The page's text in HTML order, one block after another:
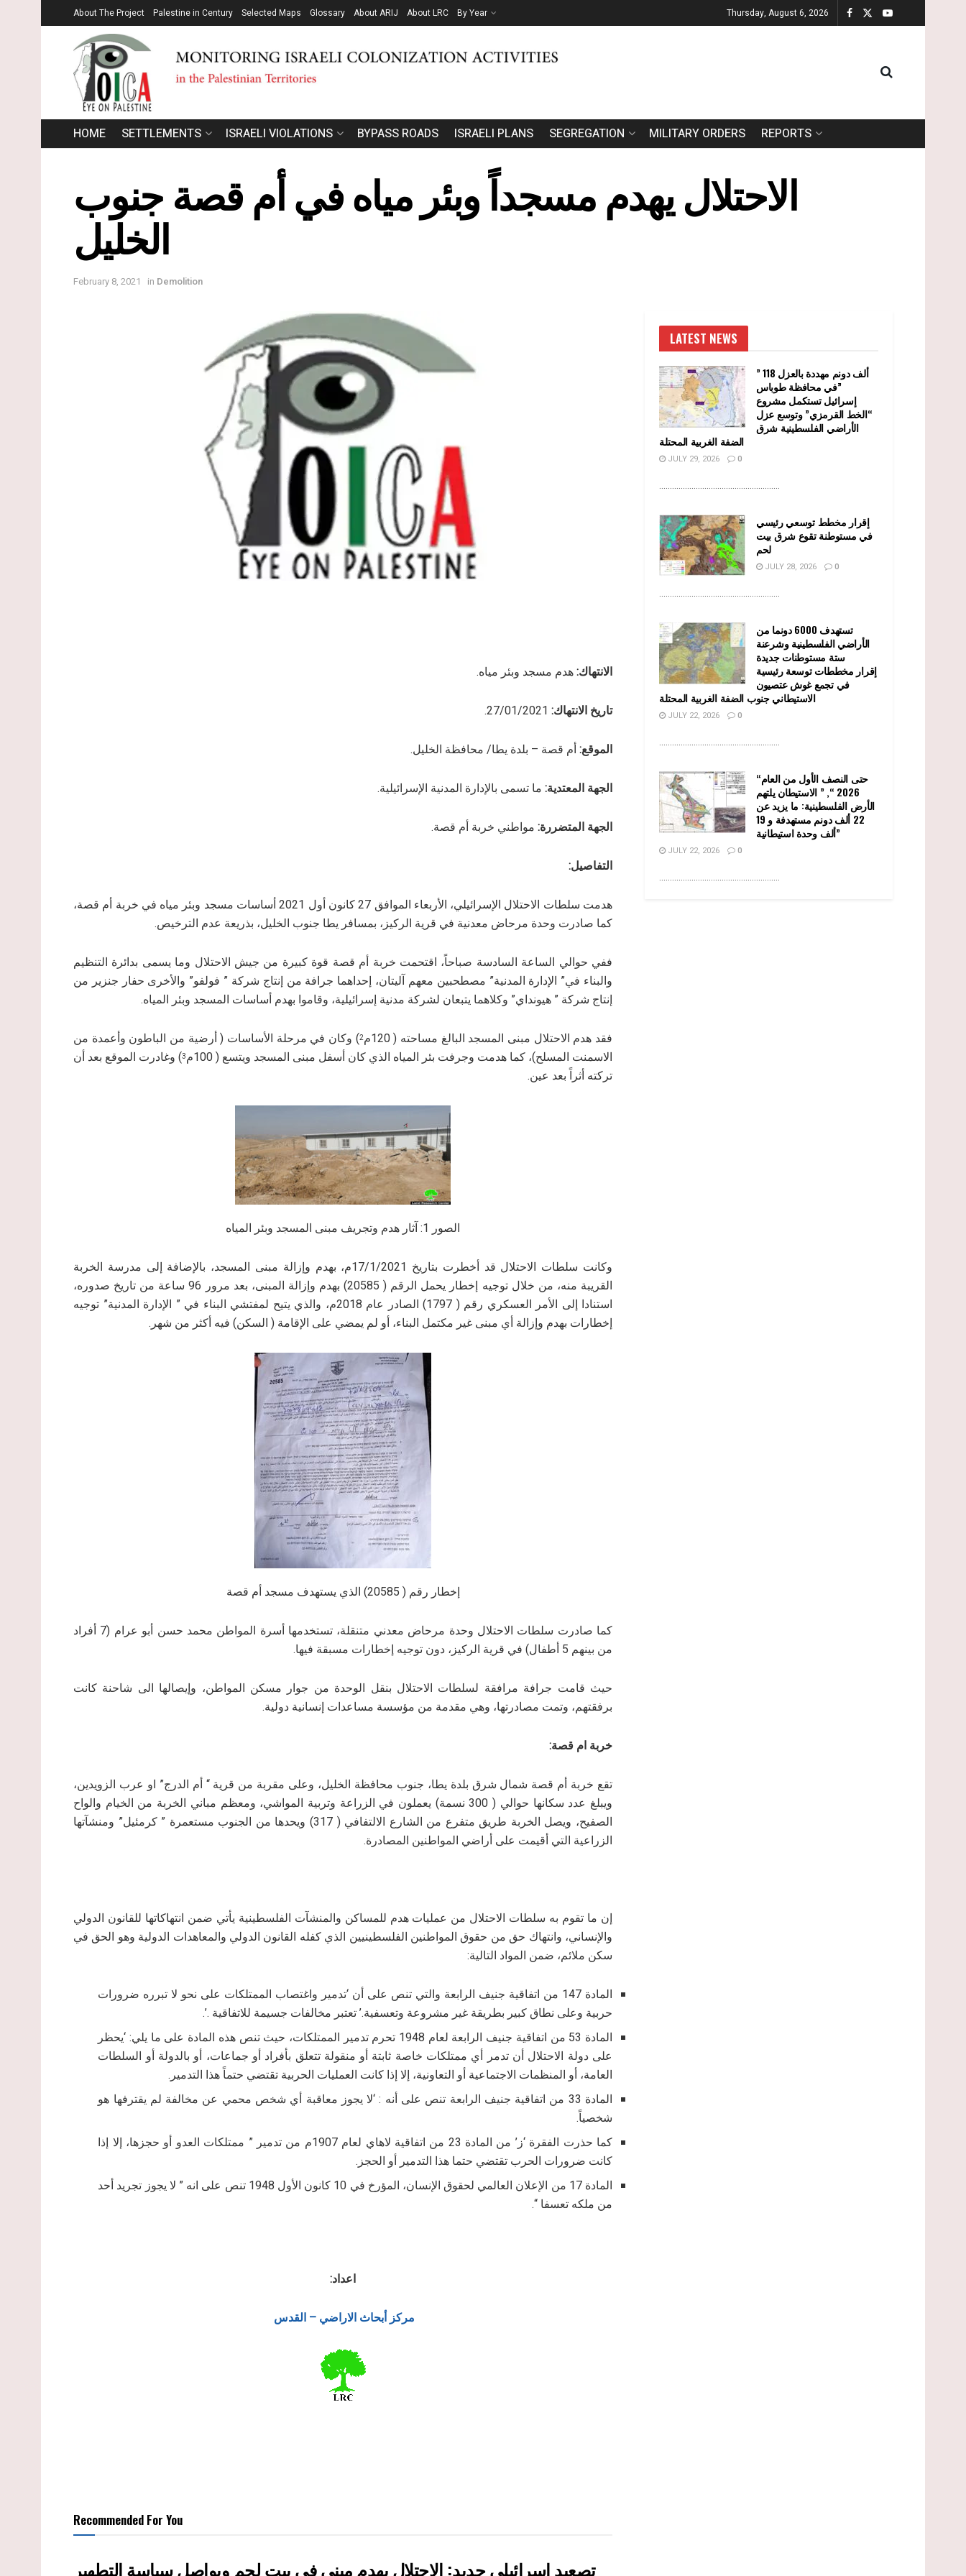
About The Project Palestine in Century Selected Maps Glossary About ARIJ About LRC By Year Thursday, August 6, 2026
HOME SETTLEMENTS ISRAELI VIOLATIONS BYPASS ROADS ISRAELI PLANS SEGREGATION MILITARY ORDERS REPORTS
الاحتلال يهدم مسجداً وبئر مياه في أم قصة جنوب
الخليل
February 8, 2021 in Demolition
الانتهاك: هدم مسجد وبئر مياه.
تاريخ الانتهاك:
الموقع: أم قصة – بلدة يطا/ محافظة الخليل.
الجهة المعتدية: ما تسمى بالإدارة المدنية الإسرائيلية.
الجهة المتضررة: مواطني خربة أم قصة.
التفاصيل:
هدمت سلطات الاحتلال الإسرائيلي، الأربعاء الموافق 27 كانون أول 2021 أساسات مسجد وبئر مياه في خربة أم قصة،
كما صادرت وحدة مرحاض معدنية في قرية الركيز، بمسافر يطا جنوب الخليل، بذريعة عدم الترخيص.
ففي حوالي الساعة السادسة صباحاً، اقتحمت خربة أم قصة قوة كبيرة من جيش الاحتلال وما يسمى بدائرة التنظيم
والبناء في” الإدارة المدنية” مصطحبين معهم آليتان، إحداهما جرافة من إنتاج شركة ” فولفو” والأخرى حفار جنزير من
إنتاج شركة ” هيونداي” وكلاهما يتبعان لشركة مدنية إسرائيلية، وقاموا بهدم أساسات المسجد وبئر المياه.
فقد هدم الاحتلال مبنى المسجد البالغ مساحته ( 120م 2) وكان في مرحلة الأساسات ( أرضية من الباطون وأعمدة من
الاسمنت المسلح)، كما هدمت وجرفت بئر المياه الذي كان أسفل مبنى المسجد ويتسع ( 100م
3) وغادرت الموقع بعد أن
تركته أثراً بعد عين.
الصور 1: آثار هدم وتجريف مبنى المسجد وبئر المياه
وكانت سلطات الاحتلال قد أخطرت بتاريخ 17/1/2021م، بهدم وإزالة مبنى المسجد، بالإضافة إلى مدرسة الخربة
القريبة منه، من خلال توجيه إخطار يحمل الرقم ( 20585) بهدم وإزالة المبنى، بعد مرور 96 ساعة من تاريخ صدوره،
استنادا إلى الأمر العسكري رقم ( 1797) الصادر عام 2018م، والذي يتيح لمفتشي البناء في ” الإدارة المدنية” توجيه
إخطارات بهدم وإزالة أي مبنى غير مكتمل البناء، أو لم يمضي على الإقامة ( السكن) فيه أكثر من شهر.
إخطار رقم ( 20585) الذي يستهدف مسجد أم قصة
كما صادرت سلطات الاحتلال وحدة مرحاض معدني متنقلة، تستخدمها أسرة المواطن محمد حسن أبو عرام (7 أفراد
من بينهم 5 أطفال) في قرية الركيز، دون توجيه إخطارات مسبقة فيها.
حيث قامت جرافة مرافقة لسلطات الاحتلال بنقل الوحدة من جوار مسكن المواطن، وإيصالها الى شاحنة كانت
برفقتهم، وتمت مصادرتها، وهي مقدمة من مؤسسة مساعدات إنسانية دولية.
خربة ام قصة:
تقع خربة أم قصة شمال شرق بلدة يطا، جنوب محافظة الخليل، وعلى مقربة من قرية “ أم الدرج” او عرب الزويدين،
ويبلغ عدد سكانها حوالي ( 300 نسمة) يعملون في الزراعة وتربية المواشي، ومعظم مباني الخربة من الخيام والواح
الصفيح، ويصل الخربة طريق متفرع من الشارع الالتفافي ( 317) ويحدها من الجنوب مستعمرة ” كرمئيل” ومنشآتها
الزراعية التي أقيمت على أراضي المواطنين المصادرة.
إن ما تقوم به سلطات الاحتلال من عمليات هدم للمساكن والمنشآت الفلسطينية يأتي ضمن انتهاكاتها للقانون الدولي
والإنساني، وانتهاك حق من حقوق المواطنين الفلسطينيين الذي كفله القانون الدولي والمعاهدات الدولية وهو الحق في
سكن ملائم، ضمن المواد التالية:
المادة 147 من اتفاقية جنيف الرابعة والتي تنص على أن ‘تدمير واغتصاب الممتلكات على نحو لا تبرره ضرورات
حربية وعلى نطاق كبير بطريقة غير مشروعة وتعسفية.’ تعتبر مخالفات جسيمة للاتفاقية .’.
المادة 53 من اتفاقية جنيف الرابعة لعام 1948 تحرم تدمير الممتلكات، حيث تنص هذه المادة على ما يلي: ‘يحظر
على دولة الاحتلال أن تدمر أي ممتلكات خاصة ثابتة أو منقولة تتعلق بأفراد أو جماعات، أو بالدولة أو السلطات
العامة، أو المنظمات الاجتماعية أو التعاونية، إلا إذا كانت العمليات الحربية تقتضي حتماً هذا التدمير.
المادة 33 من اتفاقية جنيف الرابعة تنص على أنه : ‘لا يجوز معاقبة أي شخص محمي عن مخالفة لم يقترفها هو
شخصياً.
كما حذرت الفقرة ‘ز’ من المادة 23 من اتفاقية لاهاي لعام 1907م من تدمير ” ممتلكات العدو أو حجزها، إلا إذا
كانت ضرورات الحرب تقتضي حتما هذا التدمير أو الحجز.
المادة 17 من الإعلان العالمي لحقوق الإنسان، المؤرخ في 10 كانون الأول 1948 تنص على انه ” لا يجوز تجريد أحد
من ملكه تعسفا “.
اعداد:
مركز أبحاث الاراضي – القدس
Recommended For You
تصعيد إسرائيلي جديد: الاحتلال يهدم مبنى في بيت لحم ويواصل سياسة التطهير
LATEST NEWS
” 118 ألف دونم مهددة بالعزل
في محافظة طوباس”
إسرائيل تستكمل مشروع
“الخط القرمزي” وتوسع عزل
الأراضي الفلسطينية شرق
الضفة الغربية المحتلة
JULY 29, 2026 0
........................................................
إقرار مخطط توسعي رئيسي
في مستوطنة تقوع شرق بيت
لحم
JULY 28, 2026 0
........................................................
تستهدف 6000 دونما من
الأراضي الفلسطينية وشرعنة
ستة مستوطنات جديدة
إقرار مخططات توسعة رئيسية
في تجمع غوش عتصيون
الاستيطاني جنوب الضفة الغربية المحتلة
JULY 22, 2026 0
........................................................
“حتى النصف الأول من العام
2026 “, ” الاستيطان يلتهم
الأرض الفلسطينية: ما يزيد عن
22 ألف دونم مستهدفة و 19
ألف وحدة استيطانية”
JULY 22, 2026 0
........................................................